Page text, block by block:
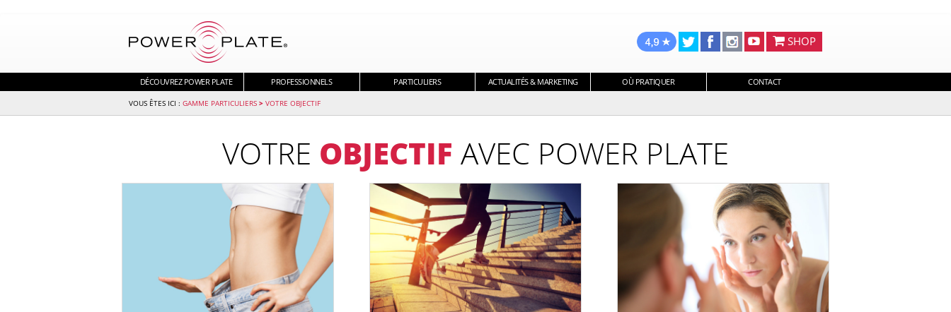
SHOP
DÉCOUVREZ POWER PLATE PROFESSIONNELS PARTICULIERS ACTUALITÉS & MARKETING OÙ PRATIQUER CONTACT
GAMME PARTICULIERS > VOTRE OBJECTIF
VOTRE OBJECTIF AVEC POWER PLATE